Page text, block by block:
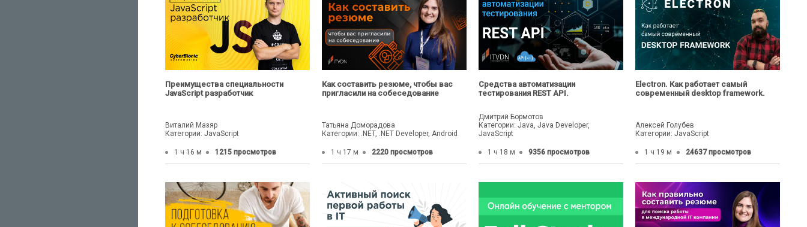
Преимущества специальности
JavaScript разработчик
Виталий Мазяр
Категории: JavaScript
1 ч 16 м 1215 просмотров
Как составить резюме, чтобы вас
пригласили на собеседование
Татьяна Доморадова
Категории: .NET, .NET Developer, Android
1 ч 17 м 2220 просмотров
Средства автоматизации
тестирования REST API.
Дмитрий Бормотов
Категории: Java, Java Developer,
JavaScript
1 ч 18 м 9356 просмотров
Electron. Как работает самый
современный desktop framework.
Алексей Голубев
Категории: JavaScript
1 ч 19 м 24637 просмотров